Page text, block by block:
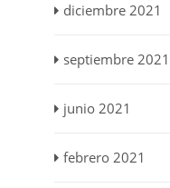
diciembre 2021
septiembre 2021
junio 2021
febrero 2021